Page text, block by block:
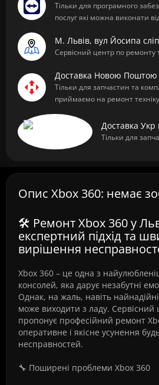
Тільки для програмного
послуг які можна виконати
М. Львів, вул Йосипа
Сервісний центр по ремонту
Доставка Новою Поштою
Тільки для запчастин та
приймаємо на ремонт
Доставка
Тільки для
Опис Xbox 360: немає
🛠️ Ремонт Xbox 360 у
експертний підхід та
вирішення
Xbox 360 – це одна з
консолей, яка дарує незабутні
Однак, на жаль, навіть
може виходити з ладу. Сервісний
пропонує професійний ремонт
оперативне і якісне усунення
несправностей.
🔧 Поширені проблеми Xbox 360